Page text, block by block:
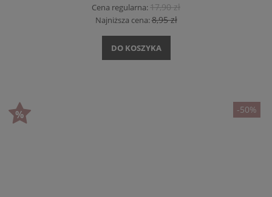
Cena regularna:17,90 zł
Najniższa cena:8,95 zł
DO KOSZYKA
-50%